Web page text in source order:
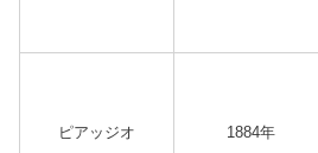
ピアッジオ 1884年